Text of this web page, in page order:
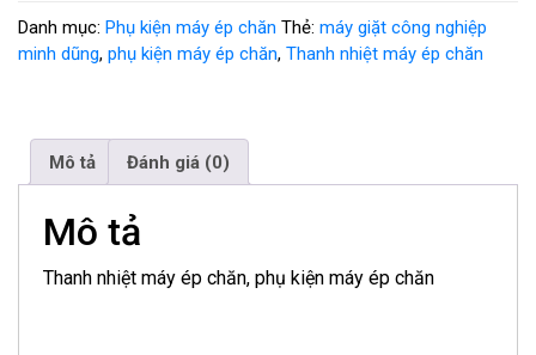
Danh mục: Phụ kiện máy ép chăn Thẻ: máy giặt công nghiệp
minh dũng, phụ kiện máy ép chăn, Thanh nhiệt máy ép chăn
Mô tả Đánh giá (0)
Mô tả
Thanh nhiệt máy ép chăn, phụ kiện máy ép chăn